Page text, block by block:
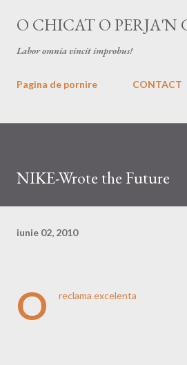
O CHICAT O PERJA'N
Labor omnia vincit improbus!
Pagina de pornire CONTACT
NIKE-Wrote the Future
iunie 02, 2010
O reclama excelenta